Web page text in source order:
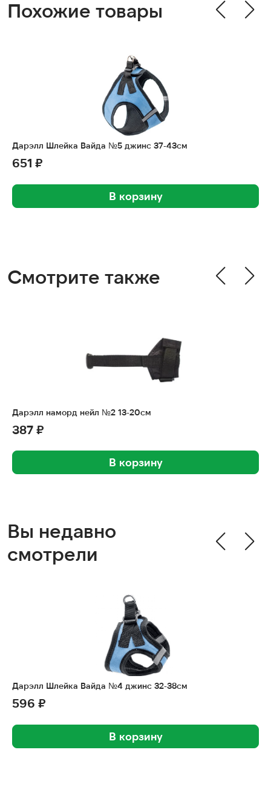
Похожие товары
Дарэлл Шлейка Вайда №5 джинс 37-43см
651 ₽
В корзину
Смотрите также
Дарэлл наморд нейл №2 13-20см
387 ₽
В корзину
Вы недавно
смотрели
Дарэлл Шлейка Вайда №4 джинс 32-38см
596 ₽
В корзину